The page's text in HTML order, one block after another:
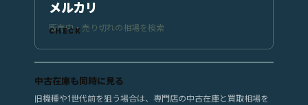
メルカリ
販売中・売り切れの相場を検索
中古在庫も同時に見る
旧機種や1世代前を狙う場合は、専門店の中古在庫と買取相場を